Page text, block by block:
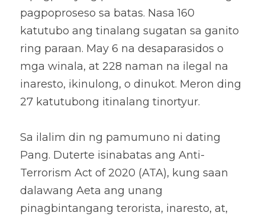
pagpoproseso sa batas. Nasa 160
katutubo ang tinalang sugatan sa ganito
ring paraan. May 6 na desaparasidos o
mga winala, at 228 naman na ilegal na
inaresto, ikinulong, o dinukot. Meron ding
27 katutubong itinalang tinortyur.
Sa ilalim din ng pamumuno ni dating
Pang. Duterte isinabatas ang Anti-
Terrorism Act of 2020 (ATA), kung saan
dalawang Aeta ang unang
pinagbintangang terorista, inaresto, at,